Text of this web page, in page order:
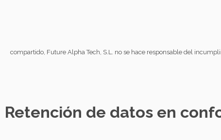
compartido, Future Alpha Tech, S.L. no se hace responsable del
Retención de datos en